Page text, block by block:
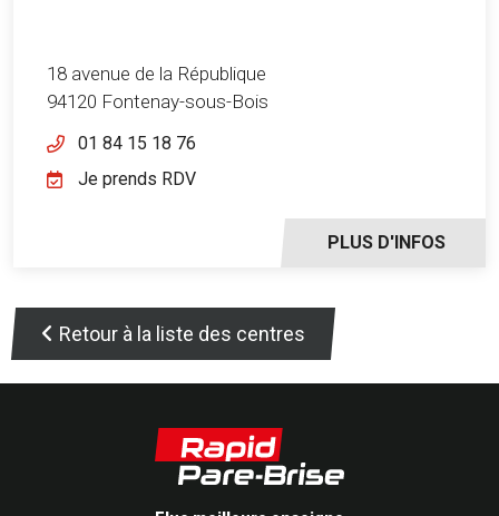
18 avenue de la République
94120 Fontenay-sous-Bois
01 84 15 18 76
PLUS D'INFOS
Je prends RDV
Retour à la liste des centres